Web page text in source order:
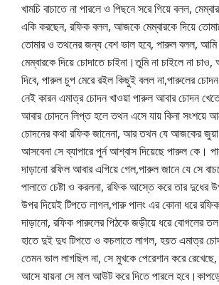
খামচি বাচাতে না পারলে ও পিছনে সরে গিয়ে বলল,
একি করছেন, রফিক বলল, আজকে মেম্বারকে দিয়ে
তোমার ও তথনের জন্য বেশ ভাল হবে, পারুল বলল, আমি
মেম্বারকে দিয়ে চোদাতে চাইনা।তুমি না চাইলে না
দিবে, পারুল চুপ মেরে রইল কিছুই বলল না,পারুলের
নেই কারন এমাত্র চোদন খাওয়া পারুল আবার চোদন
আবার চোদনে লিপ্ত হলে তথন এসে যায় কিনা সংশয়ে
চোদনের কথা রফিক জানেনা, আর তথন যে আজকের জুয়া
আসবেনা সে ব্যাপারে পুর্ন আশ্বাস দিয়েছে পারুল কে।
দাড়ানো রফিল আবার এগিয়ে গেল,পারুল জানে যে সে
পালাতে চেষ্টা ও করলনা, রফিক আস্তে করে তার দুধের
উপর দিয়েই টিপতে লাগল,পারু পালং এর কোনা ধরে
দাড়ানো, রফিক পারুলের পিঠকে জড়ীয়ে ধরে বোগলের তল
হাতে দুই দুধ টিপতে ও কচলাতে লাগল, হয়ত এমাত্র
তেমন ভাল লাগছিল না, সে মুখকে পেরেশান করে
আসে যায়না সে মাল আউট করে দিতে পারলে